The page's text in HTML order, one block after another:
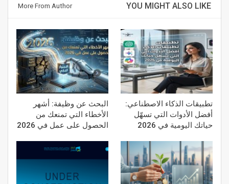
YOU MIGHT ALSO LIKE
More From Author
تطبيقات الذكاء الاصطناعي:
أفضل الأدوات التي تسهّل
حياتك اليومية في 2026
البحث عن وظيفة: أشهر
الأخطاء التي تمنعك من
الحصول على عمل في 2026